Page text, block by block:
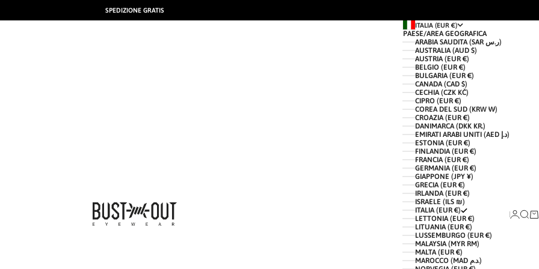
SPEDIZIONE GRATIS
BUSTOUT EYEWEAR
ITALIA (EUR €)
PAESE/AREA GEOGRAFICA
ARABIA SAUDITA (SAR ر.س)
AUSTRALIA (AUD $)
AUSTRIA (EUR €)
BELGIO (EUR €)
BULGARIA (EUR €)
CANADA (CAD $)
CECHIA (CZK KČ)
CIPRO (EUR €)
COREA DEL SUD (KRW ₩)
CROAZIA (EUR €)
DANIMARCA (DKK KR.)
EMIRATI ARABI UNITI (AED د.إ)
ESTONIA (EUR €)
FINLANDIA (EUR €)
FRANCIA (EUR €)
GERMANIA (EUR €)
GIAPPONE (JPY ¥)
GRECIA (EUR €)
IRLANDA (EUR €)
ISRAELE (ILS ₪)
ITALIA (EUR €)
LETTONIA (EUR €)
LITUANIA (EUR €)
LUSSEMBURGO (EUR €)
MALAYSIA (MYR RM)
MALTA (EUR €)
MAROCCO (MAD د.م.)
ACCEDI